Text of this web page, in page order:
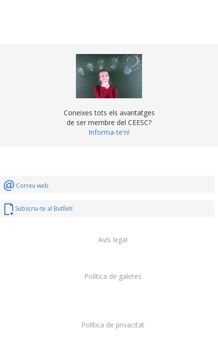
Coneixes tots els avantatges
de ser membre del CEESC?
Informa-te'n!
Correu web
Subscriu-te al Butlletí
Política de privacitat
Política de galetes
Avís legal